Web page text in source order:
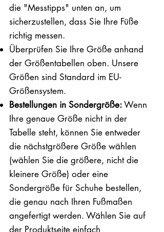
die "Messtipps" unten an, um
sicherzustellen, dass Sie Ihre Füße
richtig messen. ​​
Überprüfen Sie Ihre Größe anhand
der Größentabellen oben. Unsere
Größen sind Standard im EU-
Größensystem.
Bestellungen in Sondergröße:Wenn
Ihre genaue Größe nicht in der
Tabelle steht, können Sie entweder
die nächstgrößere Größe wählen
(wählen Sie die größere, nicht die
kleinere Größe) oder eine
Sondergröße für Schuhe bestellen,
die genau nach Ihren Fußmaßen
angefertigt werden. Wählen Sie auf
der Produktseite einfach